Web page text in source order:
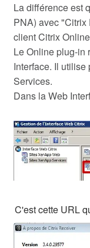
La différence est
PNA) avec
client Citrix
Le Online plug-in
Interface. Il
Services.
Dans la Web
C'est cette URL